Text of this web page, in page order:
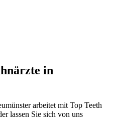
in
arbeitet mit Top Teeth
lassen Sie sich von uns